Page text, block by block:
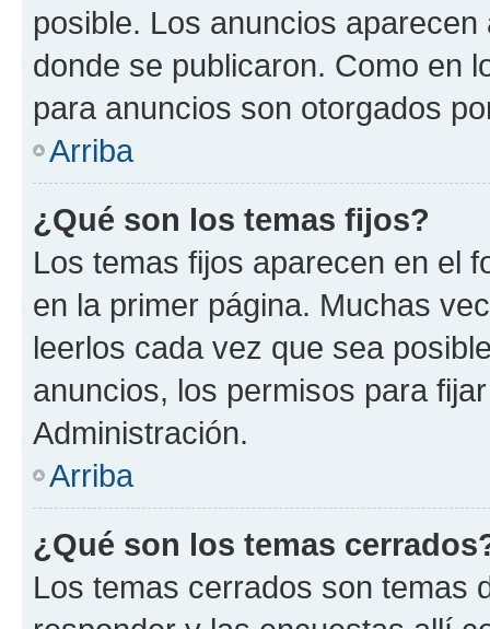
posible. Los anuncios
donde se publicaron. Como en
para anuncios son otorgados
Arriba
¿Qué son los temas fijos?
Los temas fijos aparecen en el
en la primer página. Muchas
leerlos cada vez que sea
anuncios, los permisos para
Administración.
Arriba
¿Qué son los temas
Los temas cerrados son temas